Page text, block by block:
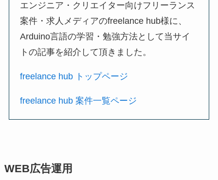
エンジニア・クリエイター向けフリーランス
案件・求人メディアのfreelance hub様に、
Arduino言語の学習・勉強方法として当サイ
トの記事を紹介して頂きました。
freelance hub トップページ
freelance hub 案件一覧ページ
WEB広告運用